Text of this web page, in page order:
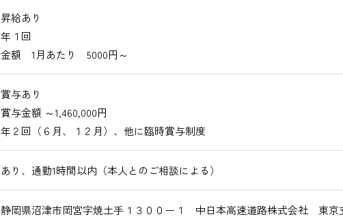
昇給あり
年１回
金額 1月あたり 5000円～
賞与あり
賞与金額 ～1,460,000円
年２回（６月、１２月）、他に臨時賞与制度
あり、通勤1時間以内（本人とのご相談による）
静岡県沼津市岡宮字焼土手１３００ー１ 中日本高速道路株式会社 東